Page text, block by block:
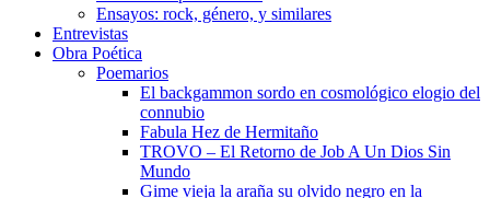
Ensayos: rock, género, y similares
Entrevistas
Obra Poética
Poemarios
El backgammon sordo en cosmológico elogio del
connubio
Fabula Hez de Hermitaño
TROVO – El Retorno de Job A Un Dios Sin
Mundo
Gime vieja la araña su olvido negro en la